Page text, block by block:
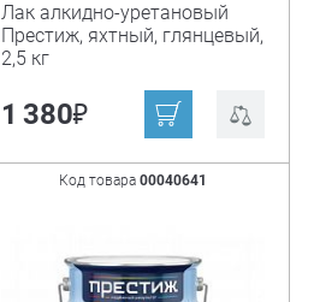
Лак алкидно-уретановый
Престиж, яхтный, глянцевый,
2,5 кг
1 380₽
Код товара00040641